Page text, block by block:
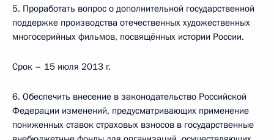
5. Проработать вопрос о дополнительной государственной
поддержке производства отечественных художественных
многосерийных фильмов, посвящённых истории России.
Срок – 15 июля 2013 г.
6. Обеспечить внесение в законодательство Российской
Федерации изменений, предусматривающих применение
пониженных ставок страховых взносов в государственные